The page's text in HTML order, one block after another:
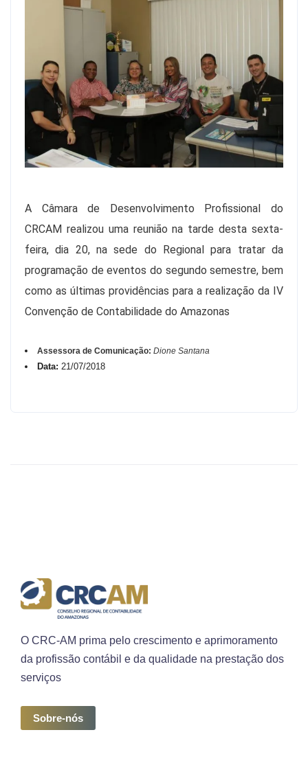
A Câmara de Desenvolvimento Profissional do
CRCAM realizou uma reunião na tarde desta sexta-
feira, dia 20, na sede do Regional para tratar da
programação de eventos do segundo semestre, bem
como as últimas providências para a realização da IV
Convenção de Contabilidade do Amazonas
Assessora de Comunicação: Dione Santana
Data: 21/07/2018
O CRC-AM prima pelo crescimento e aprimoramento
da profissão contábil e da qualidade na prestação dos
serviços
Sobre-nós